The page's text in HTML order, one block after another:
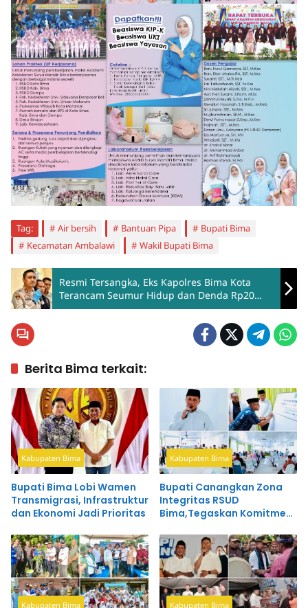
Tag: Air bersih Bantuan Pipa
Bupati Bima
Kecamatan Ambalawi
Wakil Bupati Bima
Resmi Tersangka, Eks Kapolres Bima Kota
Terancam Seumur Hidup dan Denda Rp20
Miliar
Berita Bima terkait:
Kabupaten Bima
Bupati Bima Lobi Wamen
Transmigrasi, Infrastruktur
dan Ekonomi Jadi Prioritas
Kabupaten Bima
Bupati Canangkan Zona
Integritas RSUD
Bima,Tegaskan Komitmen
Bersih dan Profesional
Kabupaten Bima Kabupaten Bima